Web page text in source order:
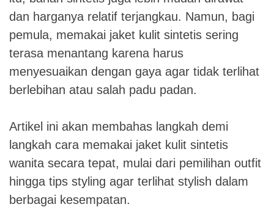
dan harganya relatif terjangkau. Namun, bagi
pemula, memakai jaket kulit sintetis sering
terasa menantang karena harus
menyesuaikan dengan gaya agar tidak terlihat
berlebihan atau salah padu padan.
Artikel ini akan membahas langkah demi
langkah cara memakai jaket kulit sintetis
wanita secara tepat, mulai dari pemilihan outfit
hingga tips styling agar terlihat stylish dalam
berbagai kesempatan.